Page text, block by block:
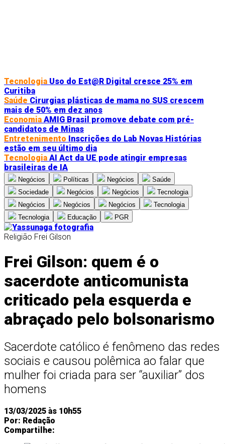
Tecnologia Uso do Est@R Digital cresce 25% em
Curitiba
Saúde Cirurgias plásticas de mama no SUS crescem
mais de 50% em dez anos
Economia AMIG Brasil promove debate com pré-
candidatos de Minas
Entretenimento Inscrições do Lab Novas Histórias
estão em seu último dia
Tecnologia AI Act da UE pode atingir empresas
brasileiras de IA
Negócios Políticas Negócios
Saúde
Sociedade
Negócios Negócios
Tecnologia
Negócios
Negócios Negócios
Tecnologia
Tecnologia
Educação PGR
Religião Frei Gilson
Frei Gilson: quem é o
sacerdote anticomunista
criticado pela esquerda e
abraçado pelo bolsonarismo
Sacerdote católico é fenômeno das redes
sociais e causou polêmica ao falar que
mulher foi criada para ser “auxiliar” dos
homens
13/03/2025 às 10h55
Por: Redação
Compartilhe: